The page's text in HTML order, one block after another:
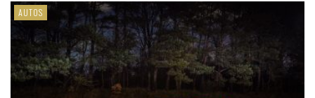
AUTOS